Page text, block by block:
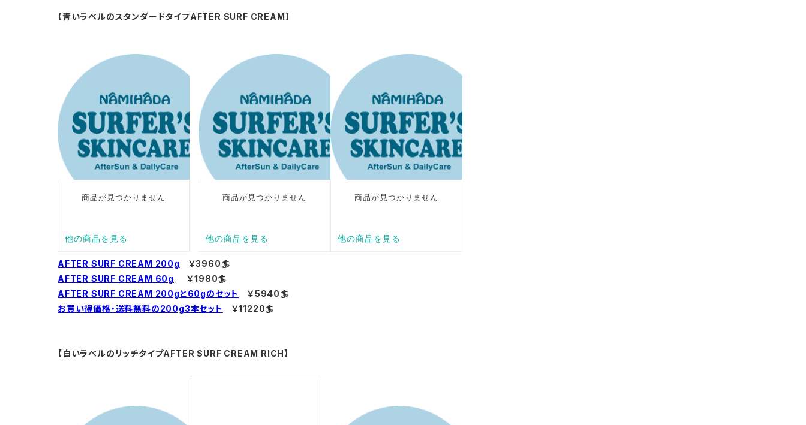
【青いラベルのスタンダードタイプAFTER SURF CREAM】
AFTER SURF CREAM 200g
￥3960🏄
AFTER SURF CREAM 60g
￥1980🏄
AFTER SURF CREAM 200gと60gのセット
￥5940🏄
お買い得価格・送料無料の200g3本セット
￥11220🏄
【白いラベルのリッチタイプAFTER SURF CREAM RICH】